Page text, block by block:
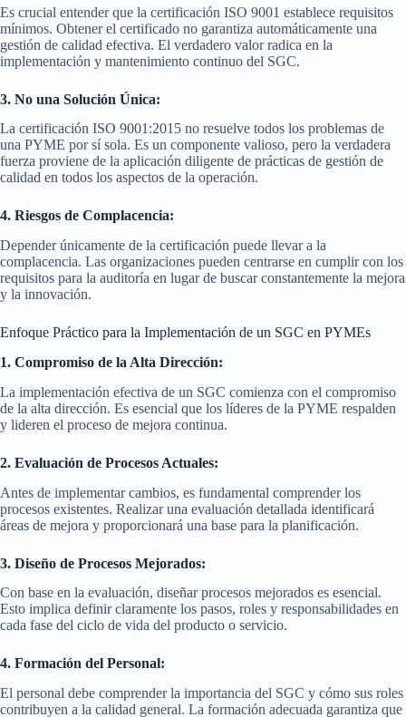
Es crucial entender que la certificación ISO 9001 establece requisitos
mínimos. Obtener el certificado no garantiza automáticamente una
gestión de calidad efectiva. El verdadero valor radica en la
implementación y mantenimiento continuo del SGC.
3. No una Solución Única:
La certificación ISO 9001:2015 no resuelve todos los problemas de
una PYME por sí sola. Es un componente valioso, pero la verdadera
fuerza proviene de la aplicación diligente de prácticas de gestión de
calidad en todos los aspectos de la operación.
4. Riesgos de Complacencia:
Depender únicamente de la certificación puede llevar a la
complacencia. Las organizaciones pueden centrarse en cumplir con los
requisitos para la auditoría en lugar de buscar constantemente la mejora
y la innovación.
Enfoque Práctico para la Implementación de un SGC en PYMEs
1. Compromiso de la Alta Dirección:
La implementación efectiva de un SGC comienza con el compromiso
de la alta dirección. Es esencial que los líderes de la PYME respalden
y lideren el proceso de mejora continua.
2. Evaluación de Procesos Actuales:
Antes de implementar cambios, es fundamental comprender los
procesos existentes. Realizar una evaluación detallada identificará
áreas de mejora y proporcionará una base para la planificación.
3. Diseño de Procesos Mejorados:
Con base en la evaluación, diseñar procesos mejorados es esencial.
Esto implica definir claramente los pasos, roles y responsabilidades en
cada fase del ciclo de vida del producto o servicio.
4. Formación del Personal:
El personal debe comprender la importancia del SGC y cómo sus roles
contribuyen a la calidad general. La formación adecuada garantiza que